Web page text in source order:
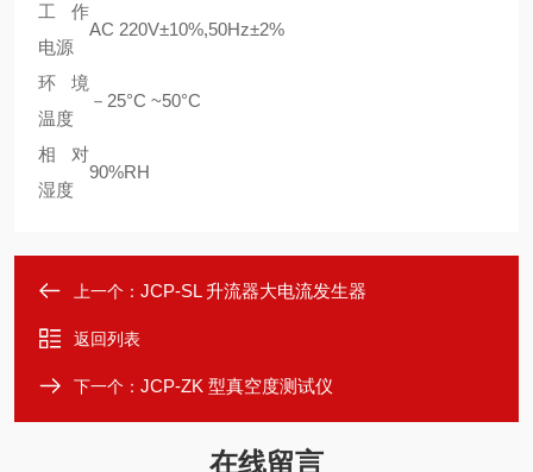
工作
电源
AC 220V±10%,50Hz±2%
环境
温度
－25°C ~50°C
相对
湿度
90%RH
上一个： JCP-SL 升流器大电流发生器
返回列表
下一个： JCP-ZK 型真空度测试仪
在线留言